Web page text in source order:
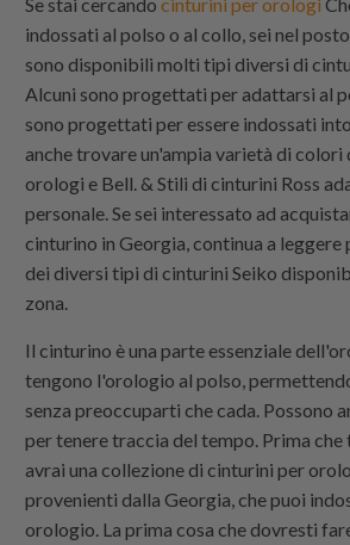
indossati al polso o al collo, sei nel
sono disponibili molti tipi diversi di
Alcuni sono progettati per adattarsi al
sono progettati per essere indossati
anche trovare un'ampia varietà di
orologi e Bell. & Stili di cinturini Ross
personale. Se sei interessato ad
cinturino in Georgia, continua a leggere
dei diversi tipi di cinturini Seiko
zona.
Il cinturino è una parte essenziale
tengono l'orologio al polso,
senza preoccuparti che cada. Possono
per tenere traccia del tempo. Prima che
avrai una collezione di cinturini per
provenienti dalla Georgia, che puoi
orologio. La prima cosa che dovresti